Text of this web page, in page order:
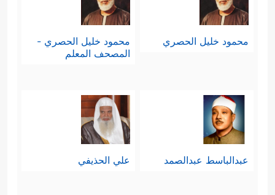
محمود خليل الحصري
محمود خليل الحصري -
المصحف المعلم
عبدالباسط عبدالصمد علي الحذيفي